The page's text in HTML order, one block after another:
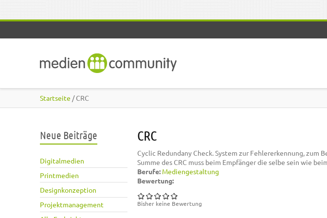
Startseite / CRC
Neue Beiträge
Digitalmedien
Printmedien
Designkonzeption
Projektmanagement
CRC
Cyclic Redundany Check. System zur Fehlererkennung, zum
Summe des CRC muss beim Empfänger die selbe sein wie
Berufe: Mediengestaltung
Bewertung:
Bisher keine Bewertung